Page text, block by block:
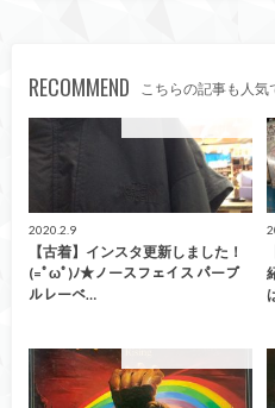
RECOMMEND こちらの記事も人気
2020.2.9
【古着】インスタ更新しました！
(=ﾟωﾟ)ﾉ★ノースフェイス パープ
ルレーベ…